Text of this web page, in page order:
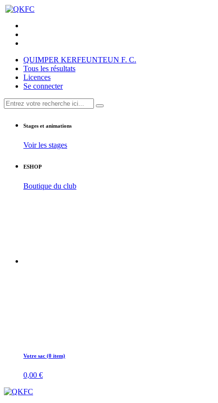
QUIMPER KERFEUNTEUN F. C.
Tous les résultats
Licences
Se connecter
Stages et animations
Voir les stages
ESHOP
Boutique du club
Votre sac (0 item)
0,00 €